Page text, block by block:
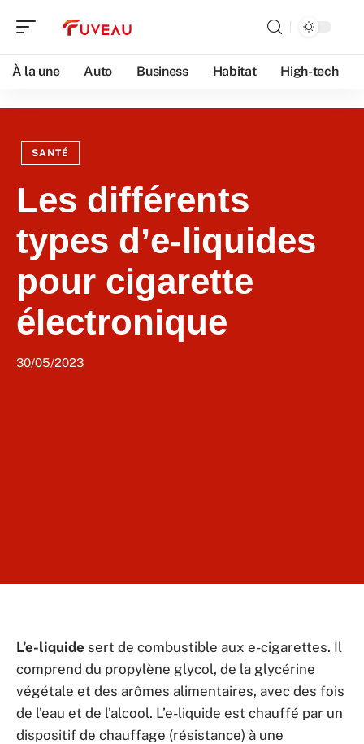
À la une Auto Business Habitat High-tech
SANTÉ
Les différents
types d’e-liquides
pour cigarette
électronique
30/05/2023
L’e-liquide sert de combustible aux e-cigarettes. Il
comprend du propylène glycol, de la glycérine
végétale et des arômes alimentaires, avec des fois
de l’eau et de l’alcool. L’e-liquide est chauffé par un
dispositif de chauffage (résistance) à une